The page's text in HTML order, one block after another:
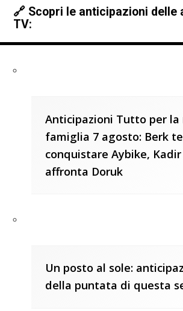
🔗 Scopri le anticipazioni delle
TV:
Anticipazioni Tutto per la
famiglia 7 agosto: Berk
conquistare Aybike, Kadir
affronta Doruk
Un posto al sole:
della puntata di questa